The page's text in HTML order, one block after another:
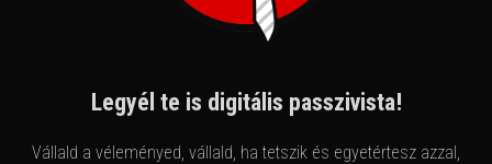
Legyél te is digitális passzivista!
Vállald a véleményed, vállald, ha tetszik és egyetértesz azzal,